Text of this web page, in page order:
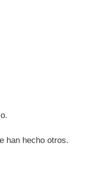
han hecho otros.